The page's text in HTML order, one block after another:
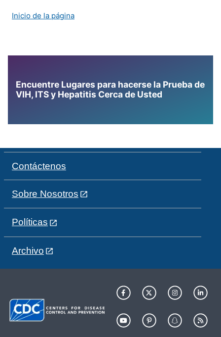
Inicio de la página
Encuentre Lugares para hacerse la Prueba de
VIH, ITS y Hepatitis Cerca de Usted
Contáctenos
Sobre Nosotros
Políticas
Archivo